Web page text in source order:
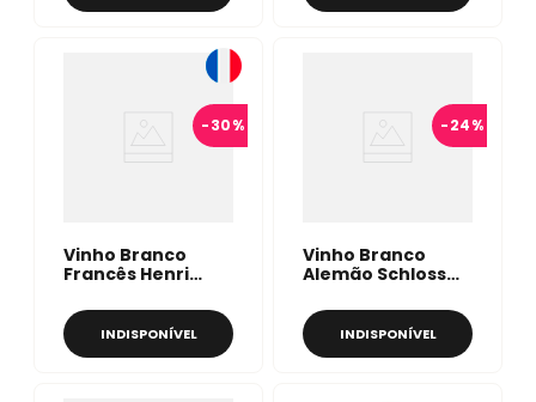
-30%
Vinho Branco
Francês Henri
Winzenberg
Riesling Grand Cru
750ml
INDISPONÍVEL
-24%
Vinho Branco
Alemão Schloss
Gelblack Trocken
750mlINDISPONÍVEL